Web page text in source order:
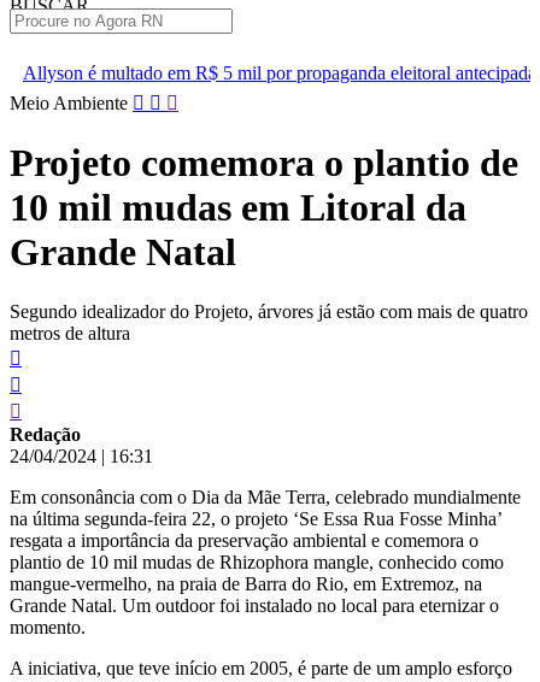
BUSCAR
R$ 5 mil por propaganda eleitoral antecipada
Policiais
Pular
conteúdo
Meio Ambiente
Projeto comemora o plantio de
10 mil mudas em Litoral da
Grande Natal
Segundo idealizador do Projeto, árvores já estão com mais de quatro
metros de altura
Redação
24/04/2024 | 16:31
Em consonância com o Dia da Mãe Terra, celebrado mundialmente
na última segunda-feira 22, o projeto ‘Se Essa Rua Fosse Minha’
resgata a importância da preservação ambiental e comemora o
plantio de 10 mil mudas de Rhizophora mangle, conhecido como
mangue-vermelho, na praia de Barra do Rio, em Extremoz, na
Grande Natal. Um outdoor foi instalado no local para eternizar o
momento.
A iniciativa, que teve início em 2005, é parte de um amplo esforço